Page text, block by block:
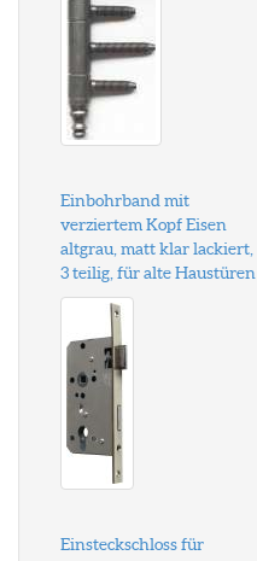
Einbohrband mit
verziertem Kopf Eisen
altgrau, matt klar lackiert,
3 teilig, für alte Haustüren
Einsteckschloss für